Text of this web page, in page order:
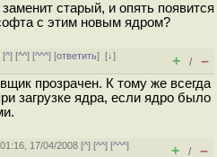
старый, и опять появится
с этим новым ядром?
[^] [^^] [^^^] [ответить][↓]
+ / –
прозрачен. К тому же всегда
загрузке ядра, если ядро было
17/04/2008 [^] [^^] [^^^]
+ / –